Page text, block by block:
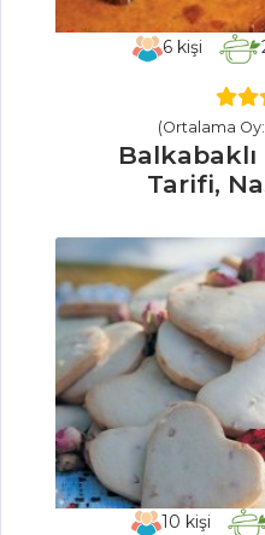
Soya Soslu Somo
Tarifi, Nasıl Yapılır?
Balık Yemekleri
Tüm Tarifleri
MASTERCHEF
Kibbe Tarifi,
Nasıl Yapılır?
Deniz Mahsulü
Trio Tarifi, Nasıl
Yapılır?
Tabbule Tarifi,
Nasıl Yapılır?
6 kişi
(Ortalama
Tarifi,
10 kişi